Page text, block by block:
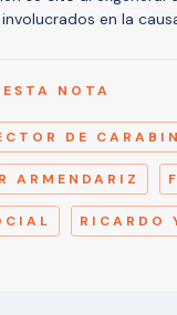
en la
NOTA
DE
ARMENDARIZ
RICARDO